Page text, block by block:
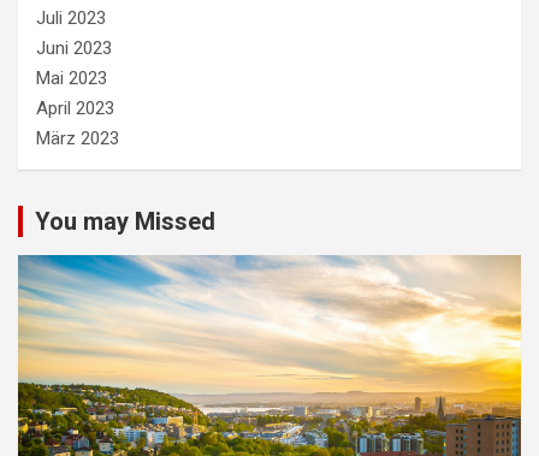
Juli 2023
Juni 2023
Mai 2023
April 2023
März 2023
You may Missed